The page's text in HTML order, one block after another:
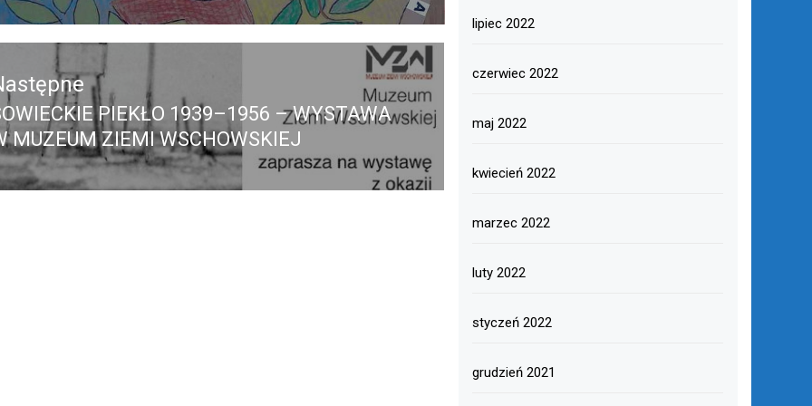
PIEKŁO 1939–1956 – WYSTAWA
MUZEUM ZIEMI WSCHOWSKIEJ
lipiec 2022
czerwiec 2022
maj 2022
kwiecień 2022
marzec 2022
luty 2022
styczeń 2022
grudzień 2021